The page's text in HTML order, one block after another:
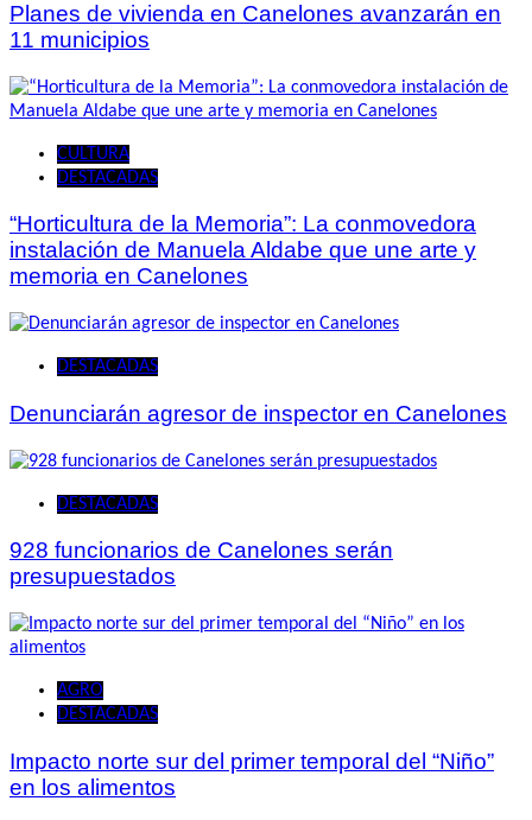
Planes de vivienda en Canelones avanzarán en
11 municipios
CULTURA
DESTACADAS
“Horticultura de la Memoria”: La conmovedora
instalación de Manuela Aldabe que une arte y
memoria en Canelones
DESTACADAS
Denunciarán agresor de inspector en Canelones
DESTACADAS
928 funcionarios de Canelones serán
presupuestados
AGRO
DESTACADAS
Impacto norte sur del primer temporal del “Niño”
en los alimentos